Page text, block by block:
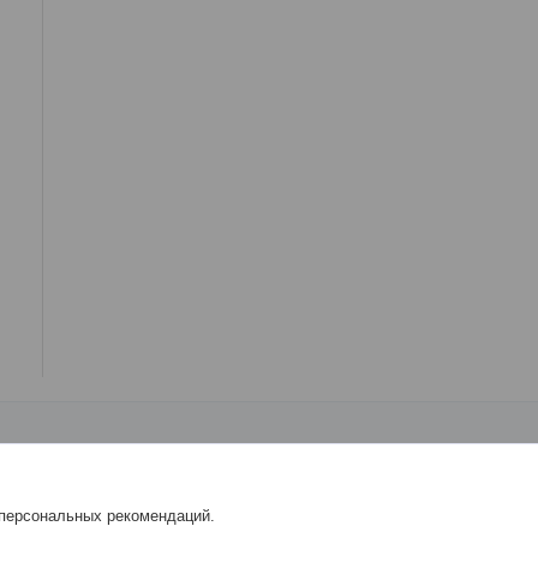
рекомендаций.